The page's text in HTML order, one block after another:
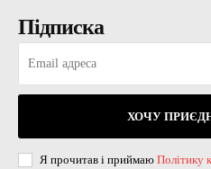
Підписка
ХОЧУ
Я прочитав і приймаю Політику